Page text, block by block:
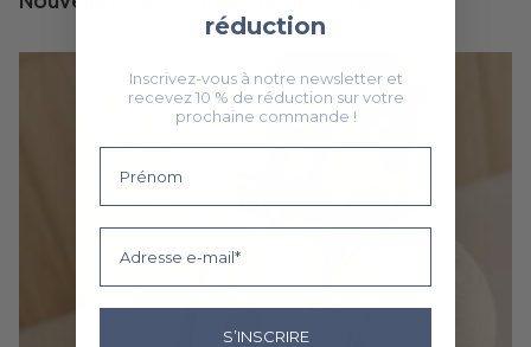
réduction
Inscrivez-vous à notre newsletter et
recevez 10 % de réduction sur votre
prochaine commande !
Voornaam
Email
S’INSCRIRE